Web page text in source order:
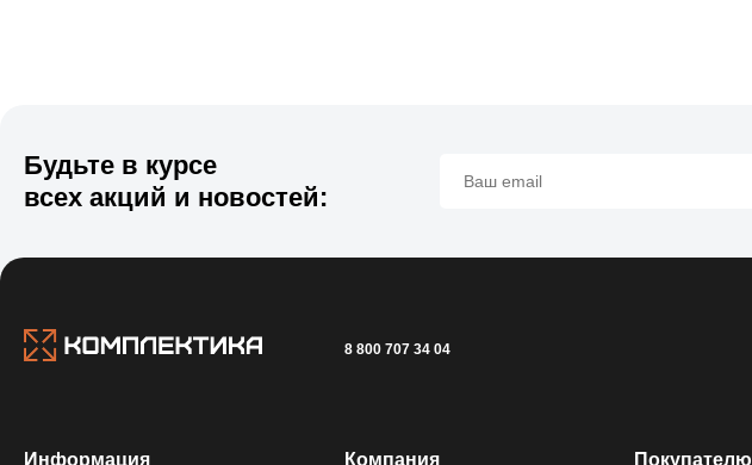
Будьте в курсе
всех акций и новостей:
8 800 707 34 04
Информация Компания Покупателю